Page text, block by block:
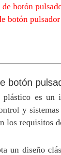
botón
botón
botón
es un
y
los requisitos
un diseño